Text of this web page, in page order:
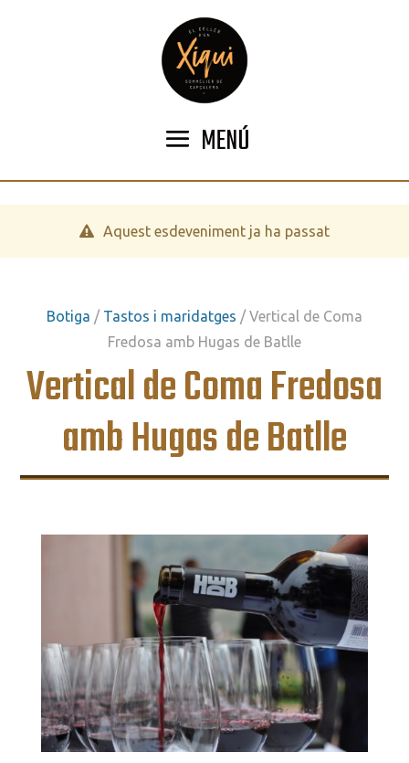
MENÚ
Aquest esdeveniment ja ha passat
Botiga / Tastos i maridatges / Vertical de Coma
Fredosa amb Hugas de Batlle
Vertical de Coma Fredosa
amb Hugas de Batlle